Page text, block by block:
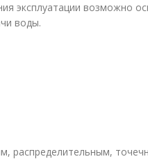
эксплуатации возможно
воды.
распределительным,